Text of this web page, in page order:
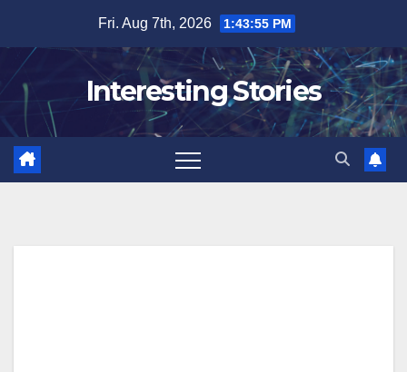
content
Fri. Aug 7th, 2026 1:43:56 PM
Interesting Stories